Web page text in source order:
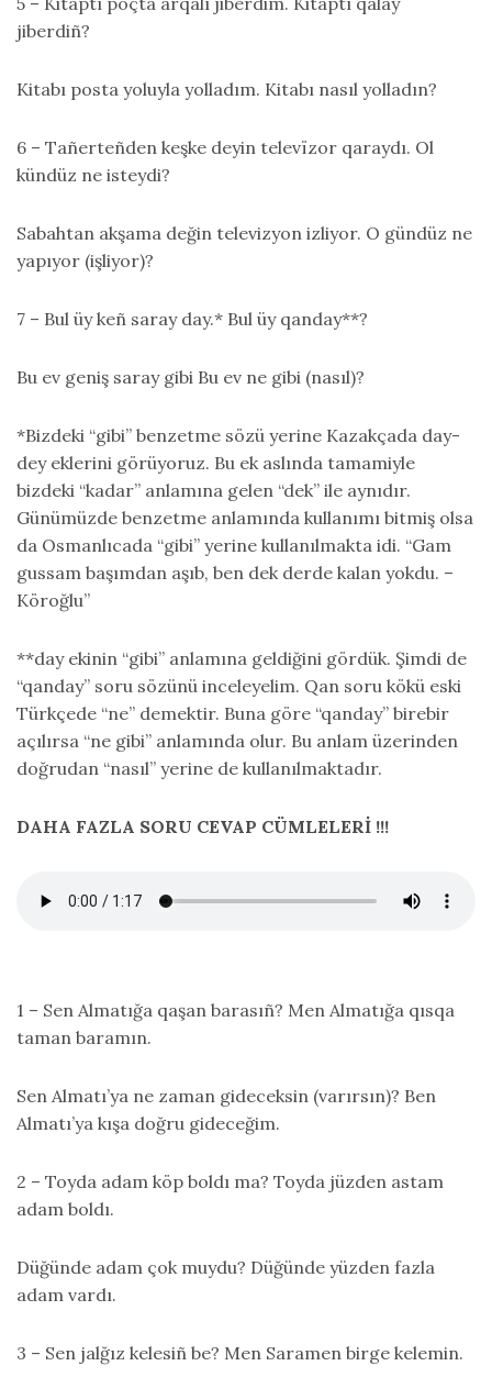
jiberdiñ?
Kitabı posta yoluyla yolladım. Kitabı nasıl yolladın?
6 – Tañerteñden keşke deyin televïzor qaraydı. Ol
kündüz ne isteydi?
Sabahtan akşama değin televizyon izliyor. O gündüz ne
yapıyor (işliyor)?
7 – Bul üy keñ saray day.* Bul üy qanday**?
Bu ev geniş saray gibi Bu ev ne gibi (nasıl)?
*Bizdeki “gibi” benzetme sözü yerine Kazakçada day-
dey eklerini görüyoruz. Bu ek aslında tamamiyle
bizdeki “kadar” anlamına gelen “dek” ile aynıdır.
Günümüzde benzetme anlamında kullanımı bitmiş olsa
da Osmanlıcada “gibi” yerine kullanılmakta idi. “Gam
gussam başımdan aşıb, ben dek derde kalan yokdu. –
Köroğlu”
**day ekinin “gibi” anlamına geldiğini gördük. Şimdi de
“qanday” soru sözünü inceleyelim. Qan soru kökü eski
Türkçede “ne” demektir. Buna göre “qanday” birebir
açılırsa “ne gibi” anlamında olur. Bu anlam üzerinden
doğrudan “nasıl” yerine de kullanılmaktadır.
DAHA FAZLA SORU CEVAP CÜMLELERİ !!!
1 – Sen Almatığa qaşan barasıñ? Men Almatığa qısqa
taman baramın.
Sen Almatı’ya ne zaman gideceksin (varırsın)? Ben
Almatı’ya kışa doğru gideceğim.
2 – Toyda adam köp boldı ma? Toyda jüzden astam
adam boldı.
Düğünde adam çok muydu? Düğünde yüzden fazla
adam vardı.
3 – Sen jalğız kelesiñ be? Men Saramen birge kelemin.